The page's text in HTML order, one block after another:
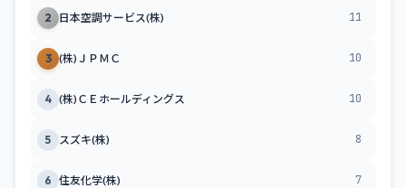
2 日本空調サービス(株) 11
3 (株)ＪＰＭＣ 10
4 (株)ＣＥホールディングス 10
5 スズキ(株) 8
6 住友化学(株) 7